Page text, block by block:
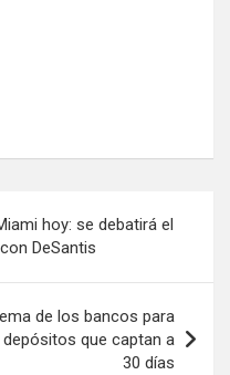
hoy: se debatirá el
DeSantis
de los bancos para
que captan a
30 días